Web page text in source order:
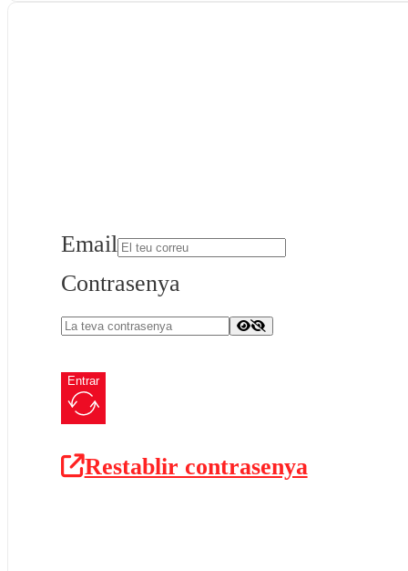
Email
Contrasenya
Entrar
Restablir contrasenya